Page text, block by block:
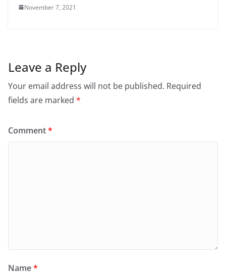
November 7, 2021
Leave a Reply
Your email address will not be published. Required
fields are marked *
Comment*
Name*